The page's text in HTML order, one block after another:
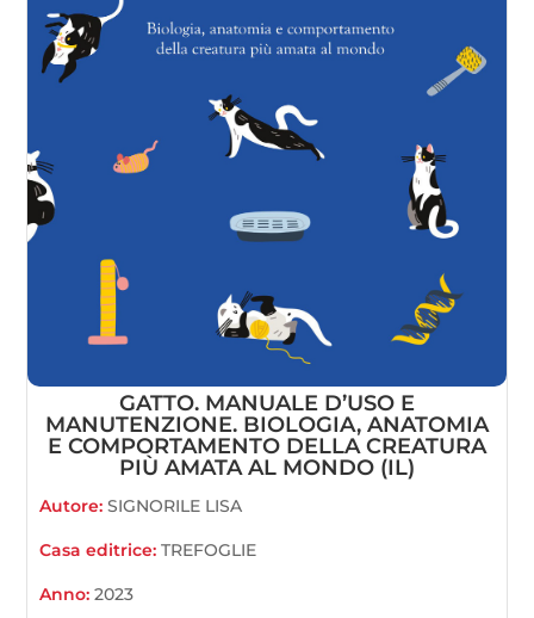
GATTO. MANUALE D’USO E
MANUTENZIONE. BIOLOGIA, ANATOMIA
E COMPORTAMENTO DELLA CREATURA
PIÙ AMATA AL MONDO (IL)
Autore:SIGNORILE LISA
Casa editrice:TREFOGLIE
Anno:2023